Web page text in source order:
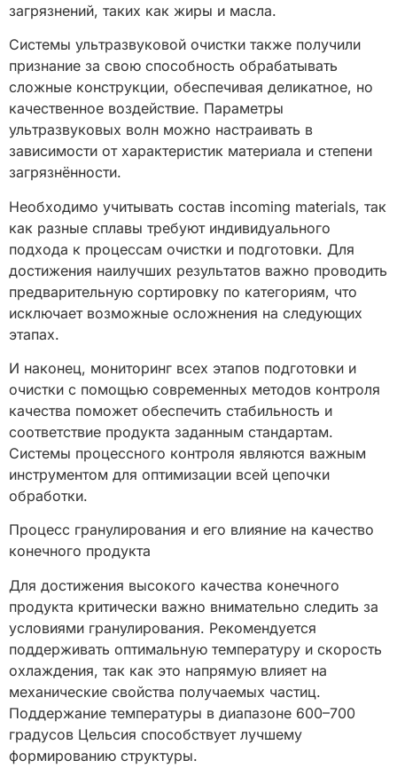
загрязнений, таких как жиры и масла.
Системы ультразвуковой очистки также получили
признание за свою способность обрабатывать
сложные конструкции, обеспечивая деликатное, но
качественное воздействие. Параметры
ультразвуковых волн можно настраивать в
зависимости от характеристик материала и степени
загрязнённости.
Необходимо учитывать состав incoming materials, так
как разные сплавы требуют индивидуального
подхода к процессам очистки и подготовки. Для
достижения наилучших результатов важно проводить
предварительную сортировку по категориям, что
исключает возможные осложнения на следующих
этапах.
И наконец, мониторинг всех этапов подготовки и
очистки с помощью современных методов контроля
качества поможет обеспечить стабильность и
соответствие продукта заданным стандартам.
Системы процессного контроля являются важным
инструментом для оптимизации всей цепочки
обработки.
Процесс гранулирования и его влияние на качество
конечного продукта
Для достижения высокого качества конечного
продукта критически важно внимательно следить за
условиями гранулирования. Рекомендуется
поддерживать оптимальную температуру и скорость
охлаждения, так как это напрямую влияет на
механические свойства получаемых частиц.
Поддержание температуры в диапазоне 600–700
градусов Цельсия способствует лучшему
формированию структуры.